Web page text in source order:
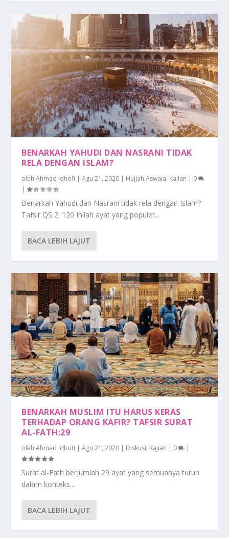
BENARKAH YAHUDI DAN NASRANI TIDAK
RELA DENGAN ISLAM?
olehAhmad Idhofi |Agu 21, 2020 | Hujjah Aswaja, Kajian | 0
|
Benarkah Yahudi dan Nasrani tidak rela dengan Islam?
Tafsir QS 2: 120 Inilah ayat yang populer...
BACA LEBIH LAJUT
BENARKAH MUSLIM ITU HARUS KERAS
TERHADAP ORANG KAFIR? TAFSIR SURAT
AL-FATH:29
olehAhmad Idhofi |Agu 21, 2020 | Diskusi, Kajian | 0 |
Surat al-Fath berjumlah 29 ayat yang semuanya turun
dalam konteks...
BACA LEBIH LAJUT